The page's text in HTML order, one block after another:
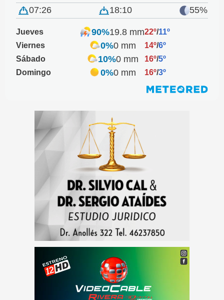
07:26 18:10 55%
Jueves 90%19.8 mm22º/11º
Viernes
0%0 mm 14º/6º
Sábado
10%0 mm 16º/5º
Domingo
0%0 mm 16º/3º